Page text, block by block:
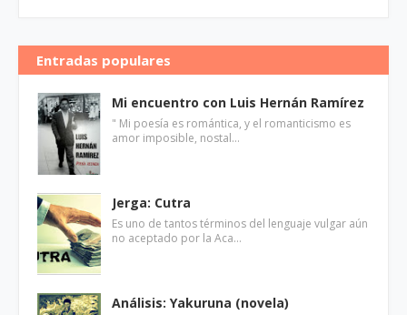
Entradas populares
Mi encuentro con Luis Hernán Ramírez
" Mi poesía es romántica, y el romanticismo es
amor imposible, nostal…
Jerga: Cutra
Es uno de tantos términos del lenguaje vulgar aún
no aceptado por la Aca…
Análisis: Yakuruna (novela)